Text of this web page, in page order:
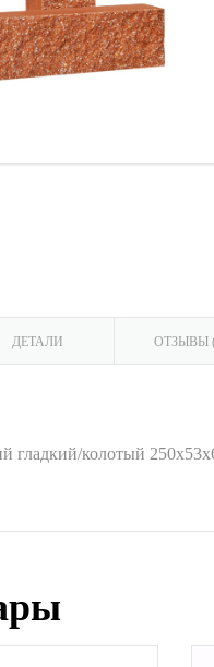
ДЕТАЛИ ОТЗЫВЫ
гладкий/колотый